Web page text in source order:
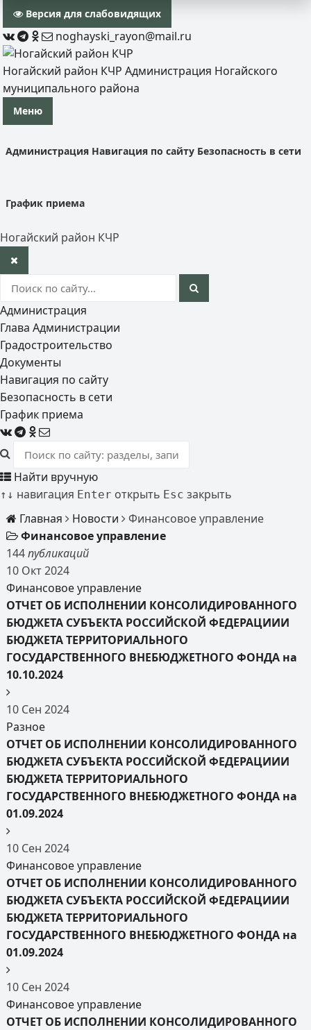
Версия для слабовидящих
noghayski_rayon@mail.ru
Ногайский район КЧР Администрация Ногайского
муниципального района
Меню
Администрация Навигация по сайту Безопасность в сети
График приема
Ногайский район КЧР
Администрация
Глава Администрации
Градостроительство
Документы
Навигация по сайту
Безопасность в сети
График приема
Найти вручную
↑ ↓ навигация Enter открыть Esc закрыть
Главная
Новости
Финансовое управление
Финансовое управление
144публикаций
10 Окт2024
Финансовое управление
ОТЧЕТ ОБ ИСПОЛНЕНИИ КОНСОЛИДИРОВАННОГО
БЮДЖЕТА СУБЪЕКТА РОССИЙСКОЙ ФЕДЕРАЦИИИ
БЮДЖЕТА ТЕРРИТОРИАЛЬНОГО
ГОСУДАРСТВЕННОГО ВНЕБЮДЖЕТНОГО ФОНДА на
10.10.2024
10 Сен 2024
Разное
ОТЧЕТ ОБ ИСПОЛНЕНИИ КОНСОЛИДИРОВАННОГО
БЮДЖЕТА СУБЪЕКТА РОССИЙСКОЙ ФЕДЕРАЦИИИ
БЮДЖЕТА ТЕРРИТОРИАЛЬНОГО
ГОСУДАРСТВЕННОГО ВНЕБЮДЖЕТНОГО ФОНДА на
01.09.2024
10 Сен 2024
Финансовое управление
ОТЧЕТ ОБ ИСПОЛНЕНИИ КОНСОЛИДИРОВАННОГО
БЮДЖЕТА СУБЪЕКТА РОССИЙСКОЙ ФЕДЕРАЦИИИ
БЮДЖЕТА ТЕРРИТОРИАЛЬНОГО
ГОСУДАРСТВЕННОГО ВНЕБЮДЖЕТНОГО ФОНДА на
01.09.2024
10 Сен 2024
Финансовое управление
ОТЧЕТ ОБ ИСПОЛНЕНИИ КОНСОЛИДИРОВАННОГО